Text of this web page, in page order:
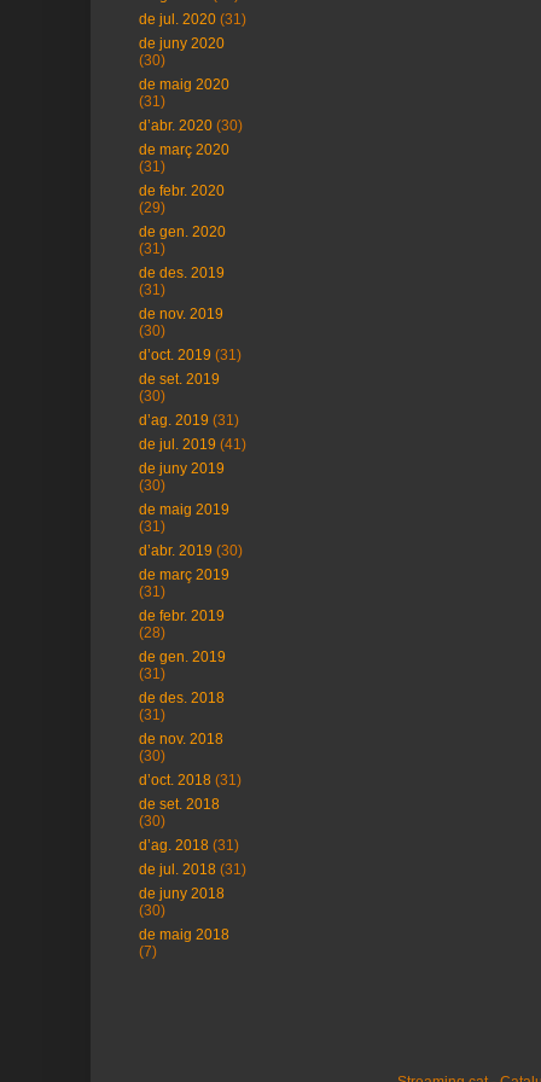
de jul. 2020 (31)
de juny 2020
(30)
de maig 2020
(31)
d’abr. 2020 (30)
de març 2020
(31)
de febr. 2020
(29)
de gen. 2020
(31)
de des. 2019
(31)
de nov. 2019
(30)
d’oct. 2019 (31)
de set. 2019
(30)
d’ag. 2019 (31)
de jul. 2019 (41)
de juny 2019
(30)
de maig 2019
(31)
d’abr. 2019 (30)
de març 2019
(31)
de febr. 2019
(28)
de gen. 2019
(31)
de des. 2018
(31)
de nov. 2018
(30)
d’oct. 2018 (31)
de set. 2018
(30)
d’ag. 2018 (31)
de jul. 2018 (31)
de juny 2018
(30)
de maig 2018
(7)